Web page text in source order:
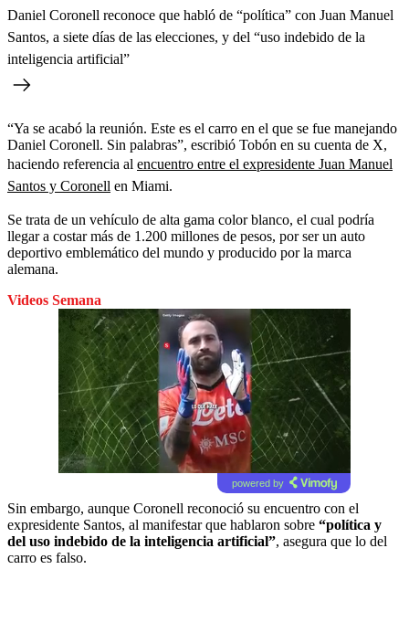
Daniel Coronell reconoce que habló de “política” con Juan Manuel
Santos, a siete días de las elecciones, y del “uso indebido de la
inteligencia artificial”
“Ya se acabó la reunión. Este es el carro en el que se fue manejando
Daniel Coronell. Sin palabras”, escribió Tobón en su cuenta de X,
haciendo referencia al encuentro entre el expresidente Juan Manuel
Santos y Coronell en Miami.
Se trata de un vehículo de alta gama color blanco, el cual podría
llegar a costar más de 1.200 millones de pesos, por ser un auto
deportivo emblemático del mundo y producido por la marca
alemana.
Videos Semana
powered by
Sin embargo, aunque Coronell reconoció su encuentro con el
expresidente Santos, al manifestar que hablaron sobre “política y
del uso indebido de la inteligencia artificial”, asegura que lo del
carro es falso.